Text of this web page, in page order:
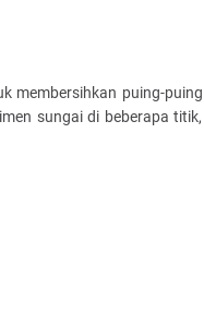
membersihkan puing-puing
sungai di beberapa titik,